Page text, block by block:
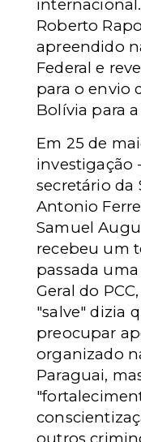
Roberto
apreendido
Federal e
para o envio
Bolívia para
Em 25 de
investigação
secretário da
Antonio
Samuel
recebeu um
passada
Geral do
"salve" dizia
preocupar
organizado
Paraguai,